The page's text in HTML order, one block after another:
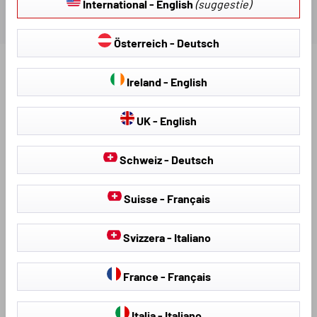
Ontdek meer producten voor uw voertuig:
Stoelhoezen &
Stoelbekleding
hagelschermhoezen
International - English (suggestie)
Österreich - Deutsch
Ireland - English
UK - English
Schweiz - Deutsch
Suisse - Français
Svizzera - Italiano
France - Français